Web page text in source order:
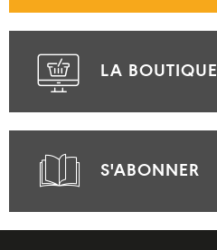
LA BOUTIQUE
S'ABONNER